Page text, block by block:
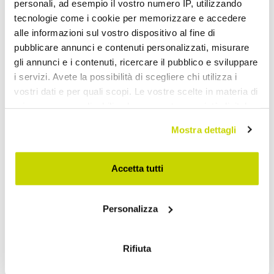
personali, ad esempio il vostro numero IP, utilizzando
tecnologie come i cookie per memorizzare e accedere
alle informazioni sul vostro dispositivo al fine di
pubblicare annunci e contenuti personalizzati, misurare
gli annunci e i contenuti, ricercare il pubblico e sviluppare
i servizi. Avete la possibilità di scegliere chi utilizza i
vostri dati e per quali scopi. Le vostre scelte in materia di
modificare o revocare il proprio consenso in qualsiasi
momento dalla Dichiarazione sui cookie o facendo clic
sull'icona di attivazione della privacy.
raccogliere informazioni sulla tua posizione
Identificare il tuo dispositivo, scansionandolo
Mostra dettagli
Accetta tutti
Personalizza
Rifiuta